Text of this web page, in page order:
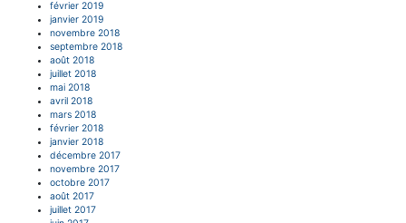
février 2019
janvier 2019
novembre 2018
septembre 2018
août 2018
juillet 2018
mai 2018
avril 2018
mars 2018
février 2018
janvier 2018
décembre 2017
novembre 2017
octobre 2017
août 2017
juillet 2017